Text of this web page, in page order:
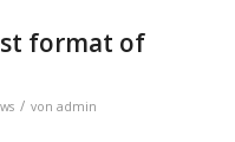
format of
/ von admin